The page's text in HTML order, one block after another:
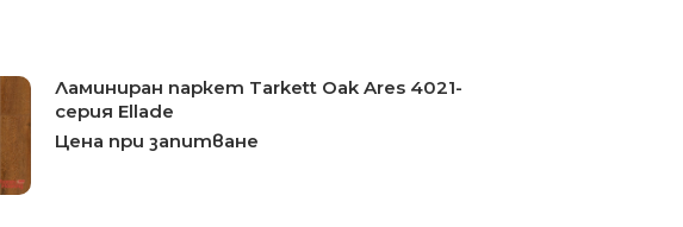
Ламиниран паркет Tarkett Oak Ares 4021-
серия Ellade
Цена при запитване